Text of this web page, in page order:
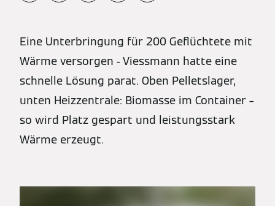
Eine Unterbringung für 200 Geflüchtete mit
Wärme versorgen - Viessmann hatte eine
schnelle Lösung parat. Oben Pelletslager,
unten Heizzentrale: Biomasse im Container –
so wird Platz gespart und leistungsstark
Wärme erzeugt.